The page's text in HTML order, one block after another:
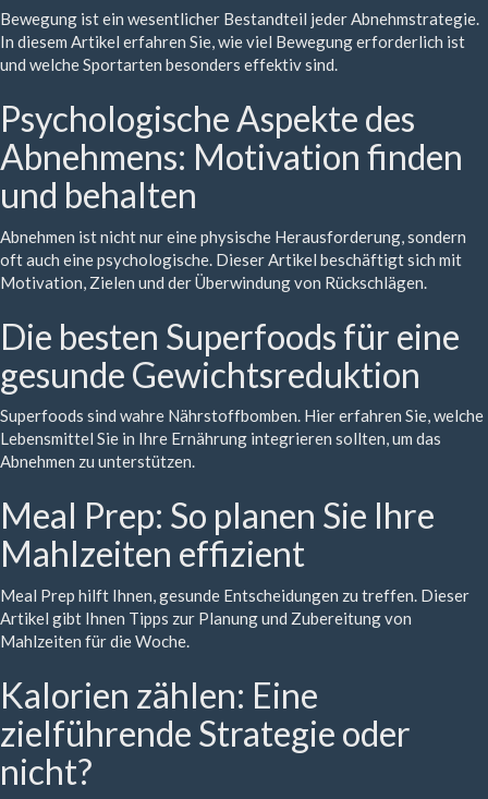
Bewegung ist ein wesentlicher Bestandteil jeder Abnehmstrategie.
In diesem Artikel erfahren Sie, wie viel Bewegung erforderlich ist
und welche Sportarten besonders effektiv sind.
Psychologische Aspekte des
Abnehmens: Motivation finden
und behalten
Abnehmen ist nicht nur eine physische Herausforderung, sondern
oft auch eine psychologische. Dieser Artikel beschäftigt sich mit
Motivation, Zielen und der Überwindung von Rückschlägen.
Die besten Superfoods für eine
gesunde Gewichtsreduktion
Superfoods sind wahre Nährstoffbomben. Hier erfahren Sie, welche
Lebensmittel Sie in Ihre Ernährung integrieren sollten, um das
Abnehmen zu unterstützen.
Meal Prep: So planen Sie Ihre
Mahlzeiten effizient
Meal Prep hilft Ihnen, gesunde Entscheidungen zu treffen. Dieser
Artikel gibt Ihnen Tipps zur Planung und Zubereitung von
Mahlzeiten für die Woche.
Kalorien zählen: Eine
zielführende Strategie oder
nicht?